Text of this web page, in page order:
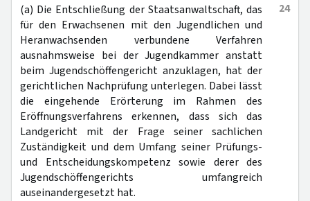
24
(a) Die Entschließung der Staatsanwaltschaft, das
für den Erwachsenen mit den Jugendlichen und
Heranwachsenden verbundene Verfahren
ausnahmsweise bei der Jugendkammer anstatt
beim Jugendschöffengericht anzuklagen, hat der
gerichtlichen Nachprüfung unterlegen. Dabei lässt
die eingehende Erörterung im Rahmen des
Eröffnungsverfahrens erkennen, dass sich das
Landgericht mit der Frage seiner sachlichen
Zuständigkeit und dem Umfang seiner Prüfungs-
und Entscheidungskompetenz sowie derer des
Jugendschöffengerichts umfangreich
auseinandergesetzt hat.